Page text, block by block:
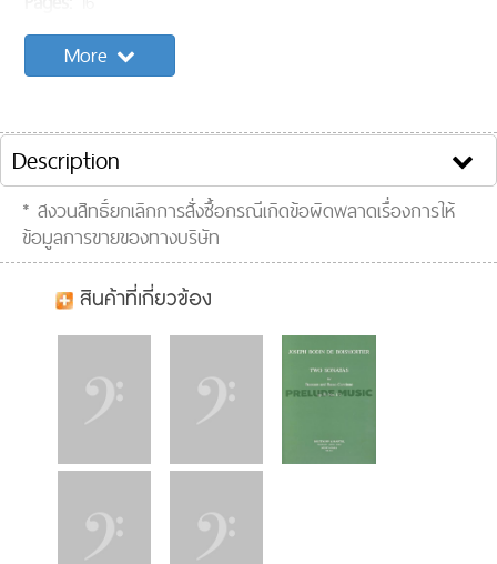
Sample Content:
Song list:
More
Description
* สงวนสิทธิ์ยกเลิกการสั่งซื้อกรณีเกิดข้อผิดพลาดเรื่องการให้
ข้อมูลการขายของทางบริษัท
สินค้าที่เกี่ยวข้อง